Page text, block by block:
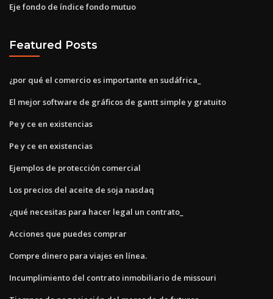
Eje fondo de índice fondo mutuo
Featured Posts
¿por qué el comercio es importante en sudáfrica_
El mejor software de gráficos de gantt simple y gratuito
Pe y ce en existencias
Pe y ce en existencias
Ejemplos de protección comercial
Los precios del aceite de soja nasdaq
¿qué necesitas para hacer legal un contrato_
Acciones que puedes comprar
Compre dinero para viajes en línea.
Incumplimiento del contrato inmobiliario de missouri